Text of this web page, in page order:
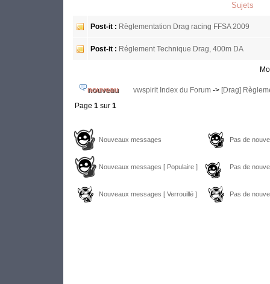
Sujets
Post-it : Règlementation Drag racing FFSA 2009
Post-it : Réglement Technique Drag, 400m DA
vwspirit Index du Forum -> [Drag]
Page 1 sur 1
Nouveaux messages Pas de
Nouveaux messages [ Populaire ] Pas de
Nouveaux messages [ Verrouillé ] Pas de